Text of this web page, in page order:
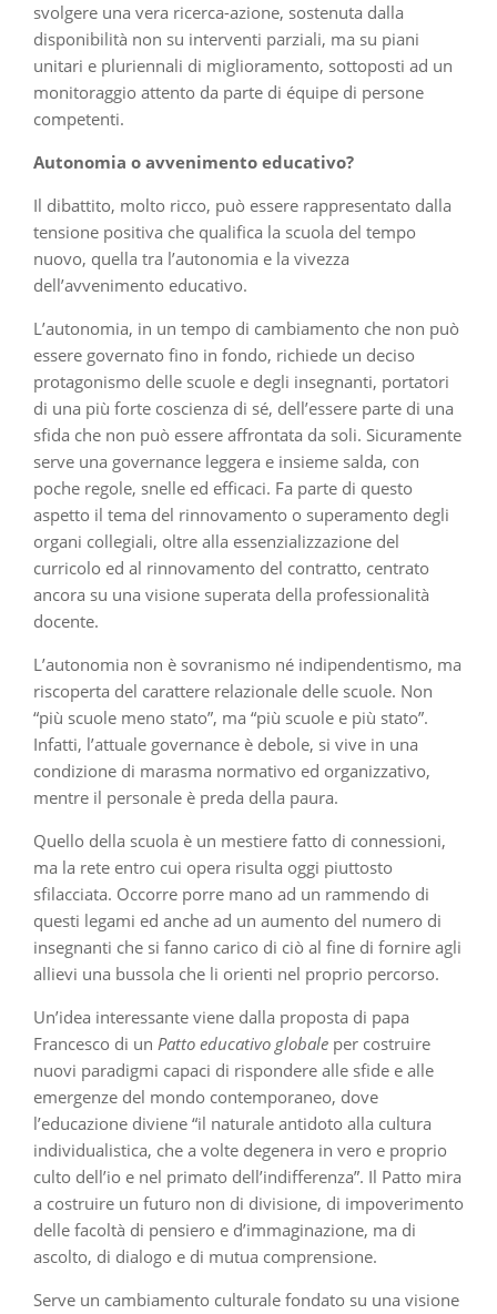
svolgere una vera ricerca-azione, sostenuta dalla
disponibilità non su interventi parziali, ma su piani
unitari e pluriennali di miglioramento, sottoposti ad un
monitoraggio attento da parte di équipe di persone
competenti.
Autonomia o avvenimento educativo?
Il dibattito, molto ricco, può essere rappresentato dalla
tensione positiva che qualifica la scuola del tempo
nuovo, quella tra l’autonomia e la vivezza
dell’avvenimento educativo.
L’autonomia, in un tempo di cambiamento che non può
essere governato fino in fondo, richiede un deciso
protagonismo delle scuole e degli insegnanti, portatori
di una più forte coscienza di sé, dell’essere parte di una
sfida che non può essere affrontata da soli. Sicuramente
serve una governance leggera e insieme salda, con
poche regole, snelle ed efficaci. Fa parte di questo
aspetto il tema del rinnovamento o superamento degli
organi collegiali, oltre alla essenzializzazione del
curricolo ed al rinnovamento del contratto, centrato
ancora su una visione superata della professionalità
docente.
L’autonomia non è sovranismo né indipendentismo, ma
riscoperta del carattere relazionale delle scuole. Non
“più scuole meno stato”, ma “più scuole e più stato”.
Infatti, l’attuale governance è debole, si vive in una
condizione di marasma normativo ed organizzativo,
mentre il personale è preda della paura.
Quello della scuola è un mestiere fatto di connessioni,
ma la rete entro cui opera risulta oggi piuttosto
sfilacciata. Occorre porre mano ad un rammendo di
questi legami ed anche ad un aumento del numero di
insegnanti che si fanno carico di ciò al fine di fornire agli
allievi una bussola che li orienti nel proprio percorso.
Un’idea interessante viene dalla proposta di papa
Francesco di un Patto educativo globale per costruire
nuovi paradigmi capaci di rispondere alle sfide e alle
emergenze del mondo contemporaneo, dove
l’educazione diviene “il naturale antidoto alla cultura
individualistica, che a volte degenera in vero e proprio
culto dell’io e nel primato dell’indifferenza”. Il Patto mira
a costruire un futuro non di divisione, di impoverimento
delle facoltà di pensiero e d’immaginazione, ma di
ascolto, di dialogo e di mutua comprensione.
Serve un cambiamento culturale fondato su una visione